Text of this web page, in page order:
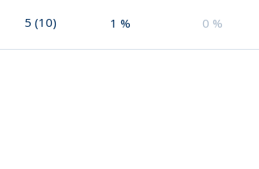
5 (10) 1 % 0 %